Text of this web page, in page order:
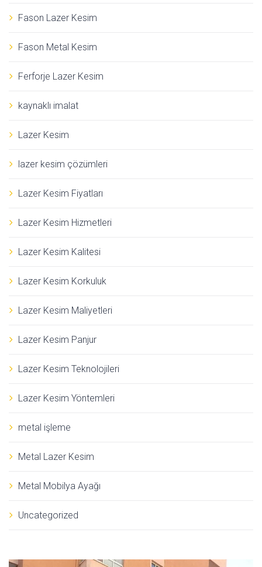
Fason Lazer Kesim
Fason Metal Kesim
Ferforje Lazer Kesim
kaynaklı imalat
Lazer Kesim
lazer kesim çözümleri
Lazer Kesim Fiyatları
Lazer Kesim Hizmetleri
Lazer Kesim Kalitesi
Lazer Kesim Korkuluk
Lazer Kesim Maliyetleri
Lazer Kesim Panjur
Lazer Kesim Teknolojileri
Lazer Kesim Yöntemleri
metal işleme
Metal Lazer Kesim
Metal Mobilya Ayağı
Uncategorized